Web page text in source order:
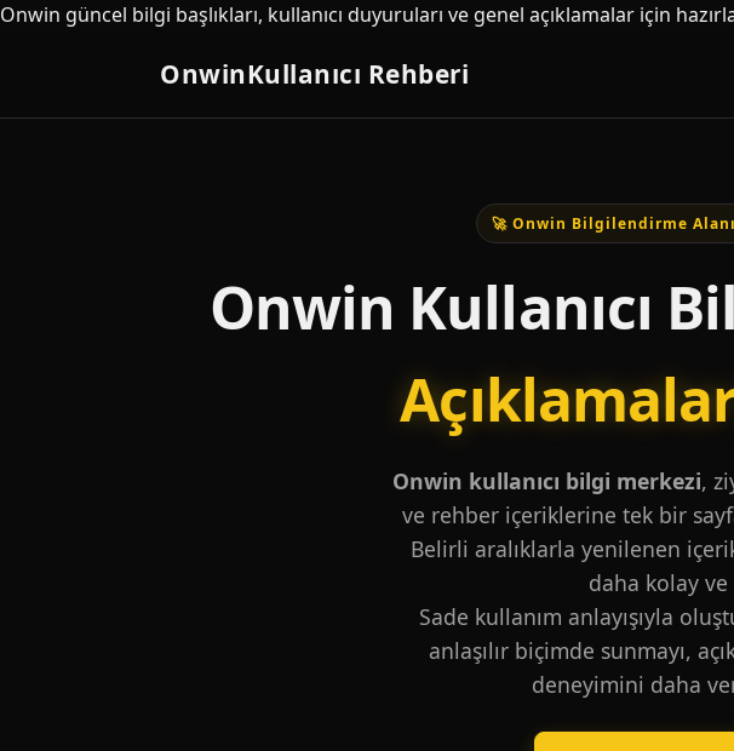
Onwin güncel bilgi başlıkları, kullanıcı duyuruları ve genel açıklamalar için
OnwinKullanıcı Rehberi
🚀 Onwin Bilgilendirme
Onwin Kullanıcı
Onwin kullanıcı bilgi merkezi,
ve rehber içeriklerine tek bir
Belirli aralıklarla yenilenen
daha kolay
Sade kullanım anlayışıyla
anlaşılır biçimde sunmayı,
deneyimini daha